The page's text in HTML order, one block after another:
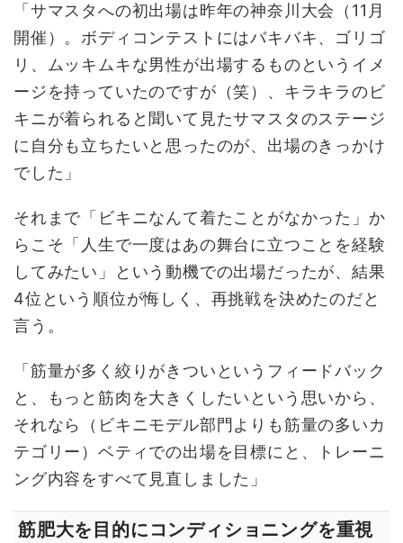
「サマスタへの初出場は昨年の神奈川大会（ 11 月
開催）。ボディコンテストにはバキバキ、ゴリゴ
リ、ムッキムキな男性が出場するものというイメ
ージを持っていたのですが（笑）、キラキラのビ
キニが着られると聞いて見たサマスタのステージ
に自分も立ちたいと思ったのが、出場のきっかけ
でした」
それまで「ビキニなんて着たことがなかった」か
らこそ「人生で一度はあの舞台に立つことを経験
してみたい」という動機での出場だったが、結果
4位という順位が悔しく、再挑戦を決めたのだと
言う。
「筋量が多く絞りがきついというフィードバック
と、もっと筋肉を大きくしたいという思いから、
それなら（ビキニモデル部門よりも筋量の多いカ
テゴリー）ベティでの出場を目標にと、トレーニ
ング内容をすべて見直しました」
筋肥大を目的にコンディショニングを重視